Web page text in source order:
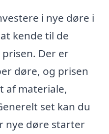
i nye døre i
kende til de
Der er
døre, og prisen
af materiale,
set kan du
nye døre starter